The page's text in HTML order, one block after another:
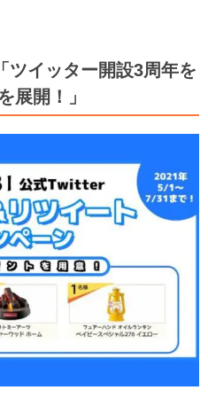
ツイッター開設3周年を
展開！」